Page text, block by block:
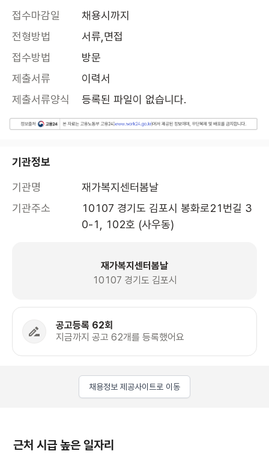
접수마감일
채용시까지
전형방법
서류,면접
접수방법
방문
제출서류
이력서
제출서류양식
등록된 파일이 없습니다.
기관정보
기관명
재가복지센터봄날
기관주소
10107 경기도 김포시 봉화로21번길 3
0-1, 102호 (사우동)
재가복지센터봄날
10107 경기도 김포시
공고등록 62회
지금까지 공고 62개를 등록했어요
채용정보 제공사이트로 이동
근처 시급 높은 일자리